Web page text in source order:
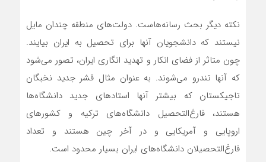
نکته دیگر بحث رسانه‌هاست. دولت‌های منطقه چندان مایل
نیستند که دانشجویان آنها برای تحصیل به ایران بیایند.
چون متاثر از فضای انکار و تهدید انگاری ایران، تصور می‌شود
که آنها تندرو می‌شوند. به عنوان مثال قشر جدید نخبگان
تاجیکستان که بیشتر آنها استادهای جدید دانشگاه‌ها
هستند، فارغ‌التحصیل دانشگاه‌های ترکیه و کشورهای
اروپایی و آمریکایی و در آخر چین هستند و تعداد
فارغ‌التحصیلان دانشگاه‌های ایران بسیار محدود است.